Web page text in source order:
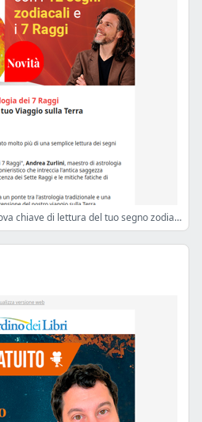
Astrologia dei 7 Raggi: una nuova chiave di lettura del tuo segno zodiacale